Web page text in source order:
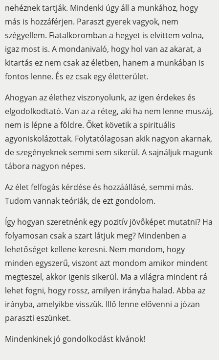
nehéznek tartják. Mindenki úgy áll a munkához, hogy
más is hozzáférjen. Paraszt gyerek vagyok, nem
szégyellem. Fiatalkoromban a hegyet is elvittem volna,
igaz most is. A mondanivaló, hogy hol van az akarat, a
kitartás ez nem csak az életben, hanem a munkában is
fontos lenne. És ez csak egy életterület.
Ahogyan az élethez viszonyolunk, az igen érdekes és
elgodolkodtató. Van az a réteg, aki ha nem lenne muszáj,
nem is lépne a földre. Őket követik a spirituális
agyoniskolázottak. Folytatólagosan akik nagyon akarnak,
de szegényeknek semmi sem sikerül. A sajnáljuk magunk
tábora nagyon népes.
Az élet felfogás kérdése és hozzáállásé, semmi más.
Tudom vannak teóriák, de ezt gondolom.
Így hogyan szeretnénk egy pozitív jövőképet mutatni? Ha
folyamosan csak a szart látjuk meg? Mindenben a
lehetőséget kellene keresni. Nem mondom, hogy
minden egyszerű, viszont azt mondom amikor mindent
megteszel, akkor igenis sikerül. Ma a világra mindent rá
lehet fogni, hogy rossz, amilyen irányba halad. Abba az
irányba, amelyikbe visszük. Illő lenne elővenni a józan
paraszti eszünket.
Mindenkinek jó gondolkodást kívánok!